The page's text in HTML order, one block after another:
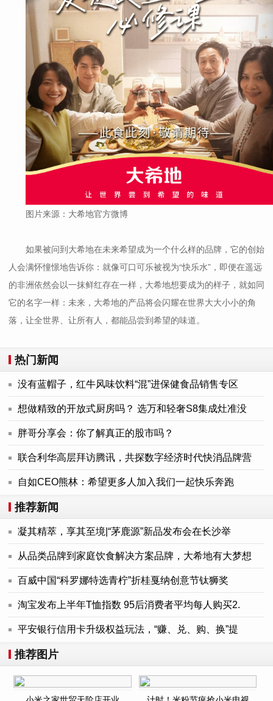
图片来源：大希地官方微博
如果被问到大希地在未来希望成为一个什么样的品牌，它的创始
人会满怀憧憬地告诉你：就像可口可乐被视为“快乐水”，即便在遥远
的非洲依然会以一抹鲜红存在一样，大希地想要成为的样子，就如同
它的名字一样：未来，大希地的产品将会闪耀在世界大大小小的角
落，让全世界、让所有人，都能品尝到希望的味道。
热门新闻
没有蓝帽子，红牛风味饮料“混”进保健食品销售专区
想做精致的开放式厨房吗？ 选万和轻奢S8集成灶准没
胖哥分享会：你了解真正的股市吗？
联合利华高层拜访腾讯，共探数字经济时代快消品牌营
自如CEO熊林：希望更多人加入我们一起快乐奔跑
推荐新闻
凝其精萃，享其至境|“茅鹿源”新品发布会在长沙举
从品类品牌到家庭饮食解决方案品牌，大希地有大梦想
百威中国“科罗娜特选青柠”折桂戛纳创意节钛狮奖
淘宝发布上半年T恤指数 95后消费者平均每人购买2.
平安银行信用卡升级权益玩法，“赚、兑、购、换”提
推荐图片